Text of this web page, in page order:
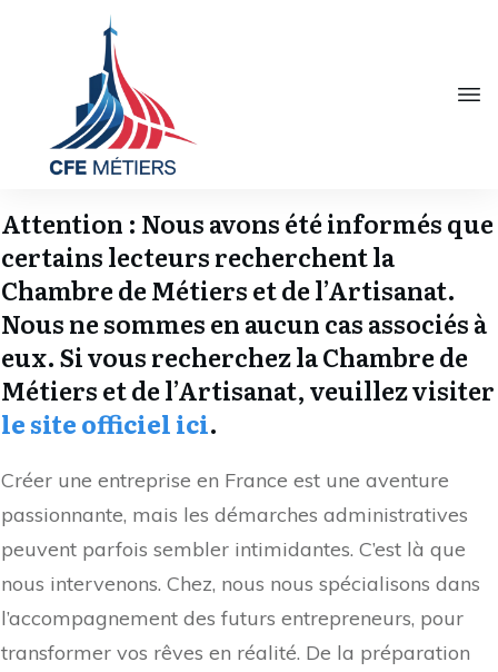
Attention : Nous avons été informés que
certains lecteurs recherchent la
Chambre de Métiers et de l’Artisanat.
Nous ne sommes en aucun cas associés à
eux. Si vous recherchez la Chambre de
Métiers et de l’Artisanat, veuillez visiter
le site officiel ici.
Créer une entreprise en France est une aventure
passionnante, mais les démarches administratives
peuvent parfois sembler intimidantes. C’est là que
nous intervenons. Chez, nous nous spécialisons dans
l’accompagnement des futurs entrepreneurs, pour
transformer vos rêves en réalité. De la préparation